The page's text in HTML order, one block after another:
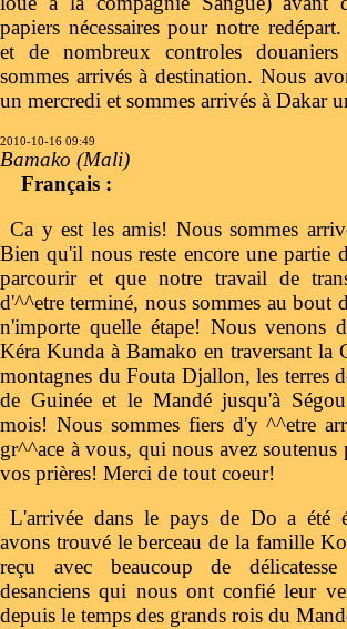
papiers nécessaires pour notre
et de nombreux controles
sommes arrivés à destination. Nous
un mercredi et sommes arrivés à Dakar
2010-10-16 09:49
Bamako (Mali)
Français :
Ca y est les amis! Nous sommes
Bien qu'il nous reste encore une partie
parcourir et que notre travail de
d'^^etre terminé, nous sommes au bout
n'importe quelle étape! Nous venons
Kéra Kunda à Bamako en traversant la
montagnes du Fouta Djallon, les terres
de Guinée et le Mandé jusqu'à
mois! Nous sommes fiers d'y ^^etre
gr^^ace à vous, qui nous avez soutenus
vos prières! Merci de tout coeur!
L'arrivée dans le pays de Do a été
avons trouvé le berceau de la famille
reçu avec beaucoup de
desanciens qui nous ont confié leur
depuis le temps des grands rois du